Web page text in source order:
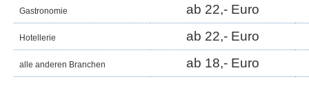
Gastronomie ab 22,- Euro
Hotellerie ab 22,- Euro
alle anderen Branchen ab 18,- Euro